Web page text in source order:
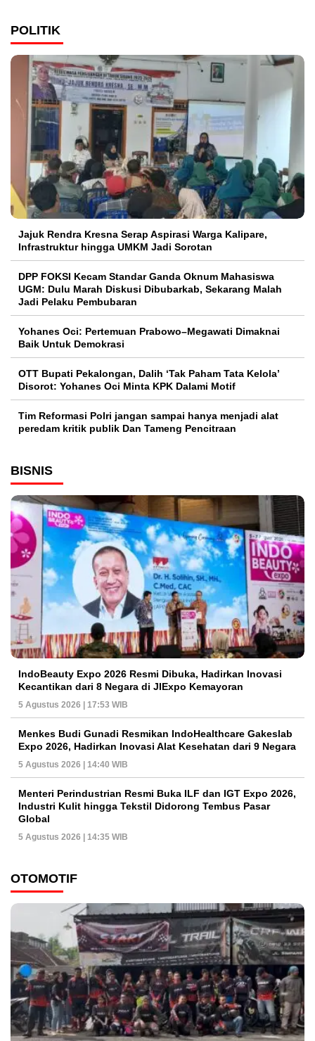
POLITIK
Jajuk Rendra Kresna Serap Aspirasi Warga Kalipare,
Infrastruktur hingga UMKM Jadi Sorotan
DPP FOKSI Kecam Standar Ganda Oknum Mahasiswa
UGM: Dulu Marah Diskusi Dibubarkab, Sekarang Malah
Jadi Pelaku Pembubaran
Yohanes Oci: Pertemuan Prabowo–Megawati Dimaknai
Baik Untuk Demokrasi
OTT Bupati Pekalongan, Dalih ‘Tak Paham Tata Kelola’
Disorot: Yohanes Oci Minta KPK Dalami Motif
Tim Reformasi Polri jangan sampai hanya menjadi alat
peredam kritik publik Dan Tameng Pencitraan
BISNIS
IndoBeauty Expo 2026 Resmi Dibuka, Hadirkan Inovasi
Kecantikan dari 8 Negara di JIExpo Kemayoran
5 Agustus 2026 | 17:53 WIB
Menkes Budi Gunadi Resmikan IndoHealthcare Gakeslab
Expo 2026, Hadirkan Inovasi Alat Kesehatan dari 9 Negara
5 Agustus 2026 | 14:40 WIB
Menteri Perindustrian Resmi Buka ILF dan IGT Expo 2026,
Industri Kulit hingga Tekstil Didorong Tembus Pasar
Global
5 Agustus 2026 | 14:35 WIB
OTOMOTIF